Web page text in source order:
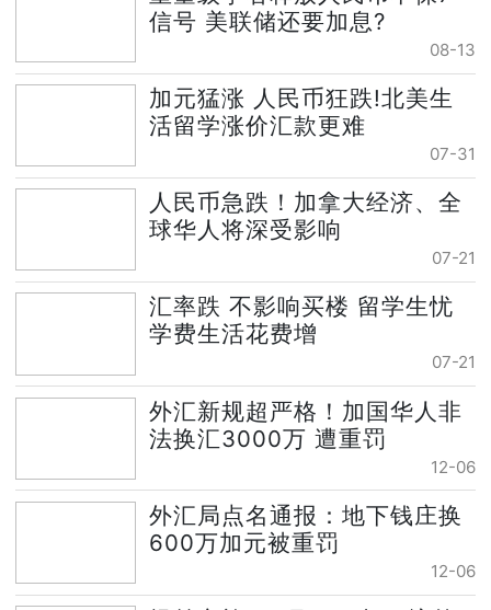
信号 美联储还要加息?
08-13
加元猛涨 人民币狂跌!北美生
活留学涨价汇款更难
07-31
人民币急跌！加拿大经济、全
球华人将深受影响
07-21
汇率跌 不影响买楼 留学生忧
学费生活花费增
07-21
外汇新规超严格！加国华人非
法换汇3000万 遭重罚
12-06
外汇局点名通报：地下钱庄换
600万加元被重罚
12-06